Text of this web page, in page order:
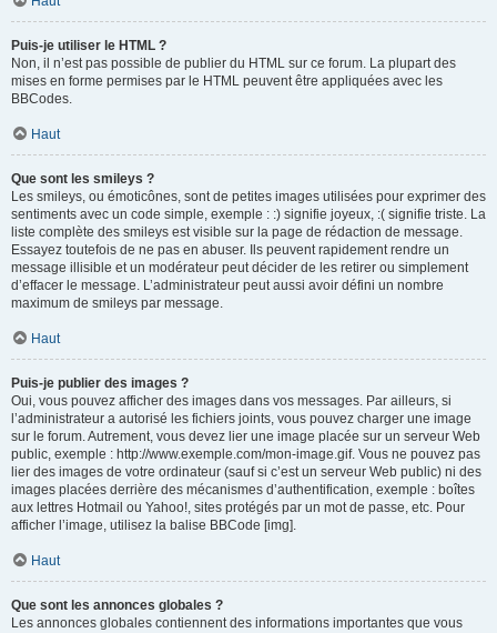
Puis-je utiliser le HTML ?
Non, il n’est pas possible de publier du HTML sur ce forum. La plupart des
mises en forme permises par le HTML peuvent être appliquées avec les
BBCodes.
Haut
Que sont les smileys ?
Les smileys, ou émoticônes, sont de petites images utilisées pour exprimer des
sentiments avec un code simple, exemple : :) signifie joyeux, :( signifie triste. La
liste complète des smileys est visible sur la page de rédaction de message.
Essayez toutefois de ne pas en abuser. Ils peuvent rapidement rendre un
message illisible et un modérateur peut décider de les retirer ou simplement
d’effacer le message. L’administrateur peut aussi avoir défini un nombre
maximum de smileys par message.
Haut
Puis-je publier des images ?
Oui, vous pouvez afficher des images dans vos messages. Par ailleurs, si
l’administrateur a autorisé les fichiers joints, vous pouvez charger une image
sur le forum. Autrement, vous devez lier une image placée sur un serveur Web
public, exemple : http://www.exemple.com/mon-image.gif. Vous ne pouvez pas
lier des images de votre ordinateur (sauf si c’est un serveur Web public) ni des
images placées derrière des mécanismes d’authentification, exemple : boîtes
aux lettres Hotmail ou Yahoo!, sites protégés par un mot de passe, etc. Pour
afficher l’image, utilisez la balise BBCode [img].
Haut
Que sont les annonces globales ?
Les annonces globales contiennent des informations importantes que vous